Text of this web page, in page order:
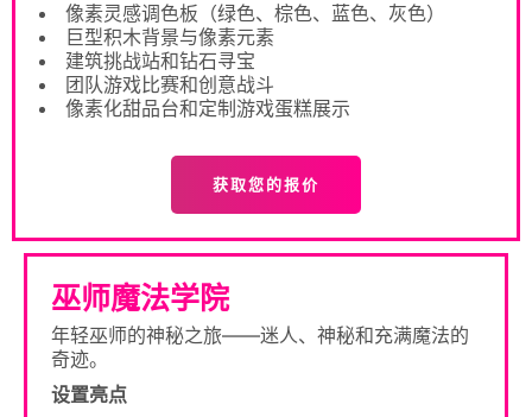
像素灵感调色板（绿色、棕色、蓝色、灰色）
巨型积木背景与像素元素
建筑挑战站和钻石寻宝
团队游戏比赛和创意战斗
像素化甜品台和定制游戏蛋糕展示
获取您的报价
巫师魔法学院
年轻巫师的神秘之旅——迷人、神秘和充满魔法的
奇迹。
设置亮点